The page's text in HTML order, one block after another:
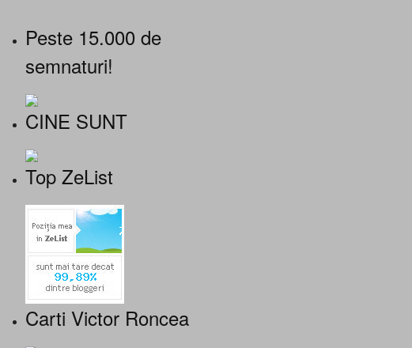
Peste 15.000 de
semnaturi!
CINE SUNT
Top ZeList
Carti Victor Roncea